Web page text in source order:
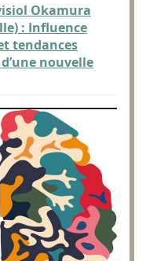
Okamura
: Influence
tendances
nouvelle